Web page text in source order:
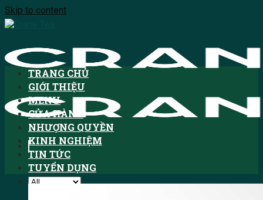
Skip to content
TRANG CHỦ
GIỚI THIỆU
MENU
CỬA HÀNG
NHƯỢNG QUYỀN
KINH NGHIỆM
TIN TỨC
TUYỂN DỤNG